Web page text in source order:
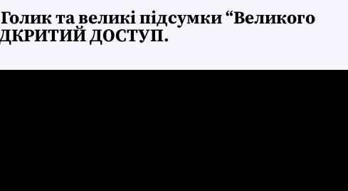
та великі підсумки “Великого
ДОСТУП.